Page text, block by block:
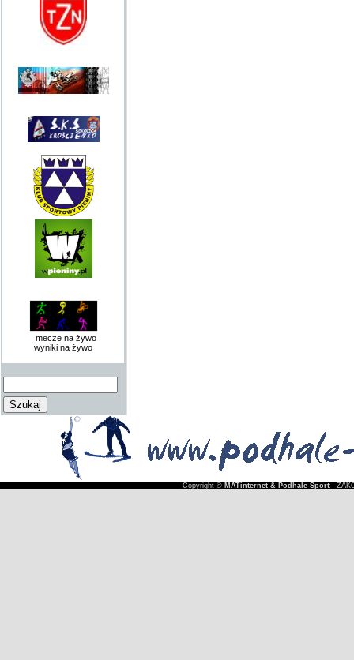
mecze na żywo
wyniki na żywo
Copyright © MATinternet & Podhale-Sport-